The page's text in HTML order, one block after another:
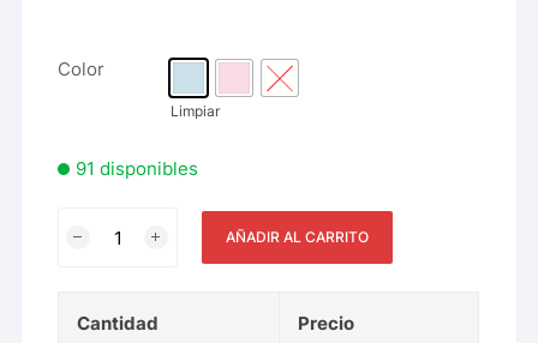
Color
Limpiar
91 disponibles
AÑADIR AL CARRITO
Cantidad Precio